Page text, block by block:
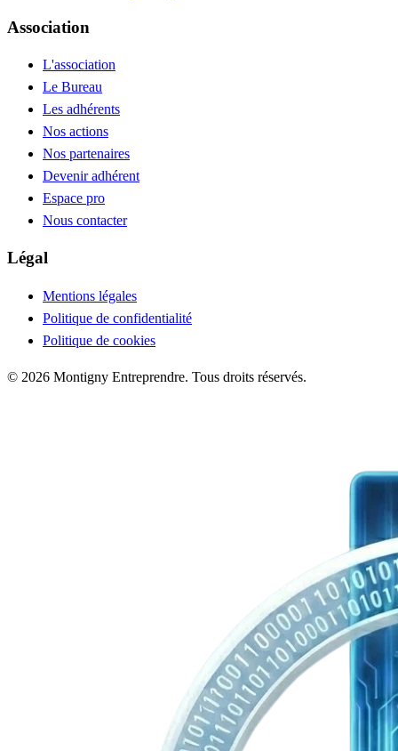
Association
L'association
Le Bureau
Les adhérents
Nos actions
Nos partenaires
Devenir adhérent
Espace pro
Nous contacter
Légal
Mentions légales
Politique de confidentialité
Politique de cookies
© 2026 Montigny Entreprendre. Tous droits réservés.